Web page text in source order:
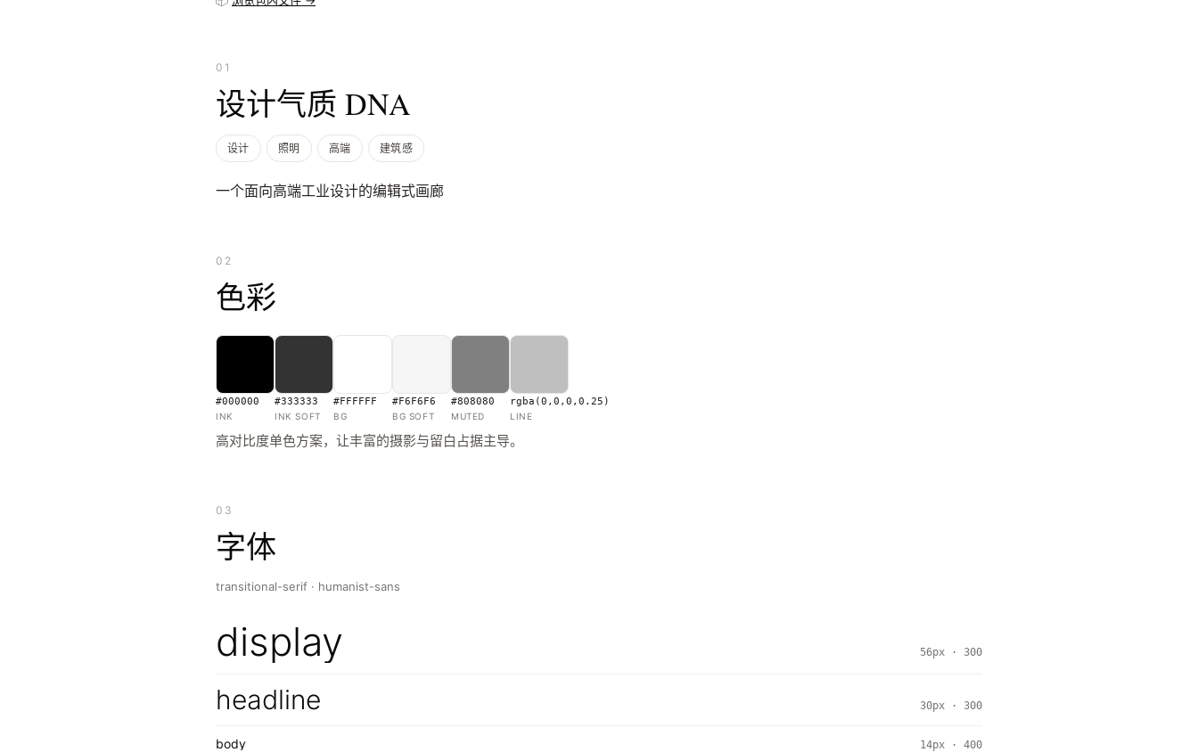
01
设计气质 DNA
设计 照明 高端 建筑感
一个面向高端工业设计的编辑式画廊
02
色彩
#000000
INK
#333333
INK SOFT
#FFFFFF
BG
#F6F6F6
BG SOFT
#808080
MUTED
rgba(0,0,0,0.25)
LINE
高对比度单色方案，让丰富的摄影与留白占据主导。
03
字体
transitional-serif · humanist-sans
display 56px · 300
headline 30px · 300
body 14px · 400